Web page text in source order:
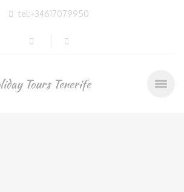
tel:+34617079950